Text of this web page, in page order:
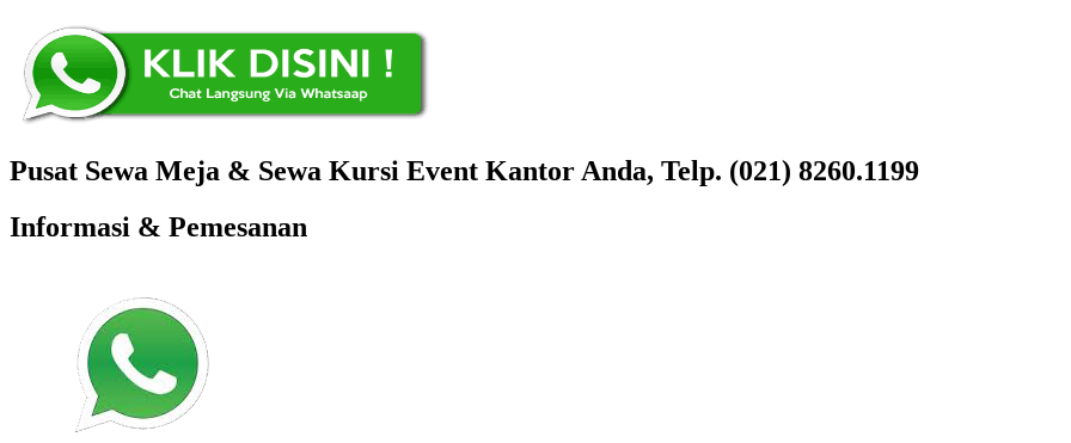
Pusat Sewa Meja & Sewa Kursi Event Kantor Anda, Telp. (021) 8260.1199
Informasi & Pemesanan